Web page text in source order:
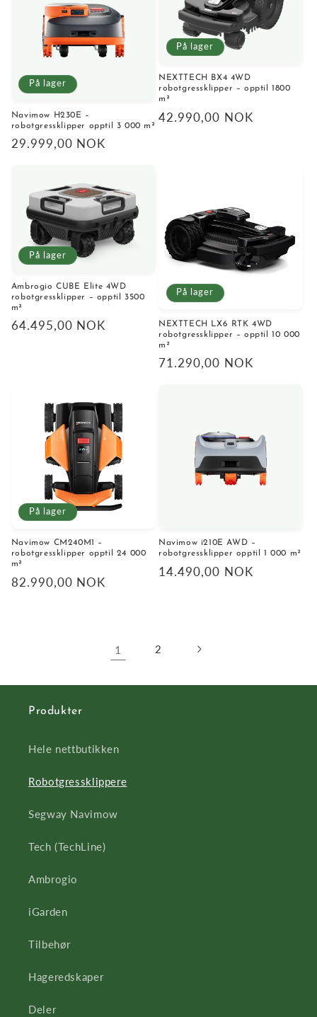
På lager
Navimow H230E –
robotgressklipper opptil 3 000 m²
Vanlig
29.999,00 NOK
På lager
NEXTTECH BX4 4WD
robotgressklipper – opptil 1800
m²
Vanlig
42.990,00 NOK
På lager
Ambrogio CUBE Elite 4WD
robotgressklipper – opptil 3500
m²
Vanlig
64.495,00 NOK
På lager
NEXTTECH LX6 RTK 4WD
robotgressklipper – opptil 10 000
m²
Vanlig
71.290,00 NOK
På lager
Navimow CM240M1 –
robotgressklipper opptil 24 000
m²
Vanlig
82.990,00 NOK
Navimow i210E AWD –
robotgressklipper opptil 1 000 m²
Vanlig
14.490,00 NOK
1 2
Produkter
Hele nettbutikken
Robotgressklippere
Segway Navimow
Tech (TechLine)
Ambrogio
iGarden
Tilbehør
Hageredskaper
Deler